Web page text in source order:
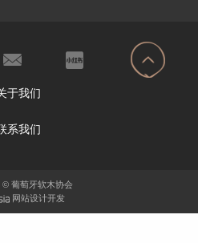
于我们
系我们
© 葡萄牙软木协会
网站设计开发